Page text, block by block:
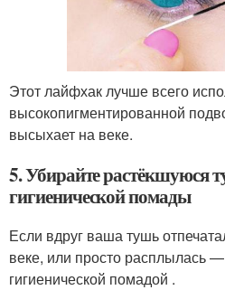
Этот лайфхак лучше всего
высокопигментированной
высыхает на веке.
5. Убирайте растёкшуюся
гигиенической помады
Если вдруг ваша тушь
веке, или просто расплылась
гигиенической помадой .